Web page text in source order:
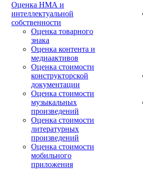
Оценка НМА и
интеллектуальной
собственности
Оценка товарного
знака
Оценка контента и
медиаактивов
Оценка стоимости
конструкторской
документации
Оценка стоимости
музыкальных
произведений
Оценка стоимости
литературных
произведений
Оценка стоимости
мобильного
приложения